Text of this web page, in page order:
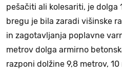
pešačiti ali kolesariti, je dolga
bregu je bila zaradi višinske
in zagotavljanja poplavne
metrov dolga armirno
razponi dolžine 9,8 metrov,